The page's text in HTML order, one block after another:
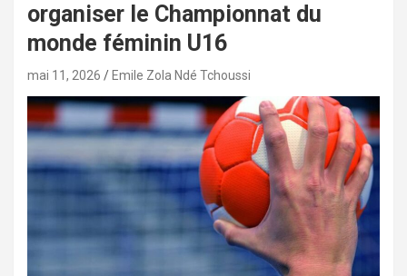
organiser le Championnat du
monde féminin U16
mai 11, 2026 Emile Zola Ndé Tchoussi